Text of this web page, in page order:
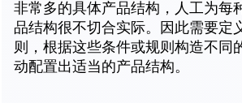
非常多的具体产品结构，人工为每
品结构很不切合实际。因此需要定
则，根据这些条件或规则构造不同
动配置出适当的产品结构。